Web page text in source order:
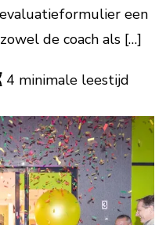
een
de coach als […]
4 minimale leestijd